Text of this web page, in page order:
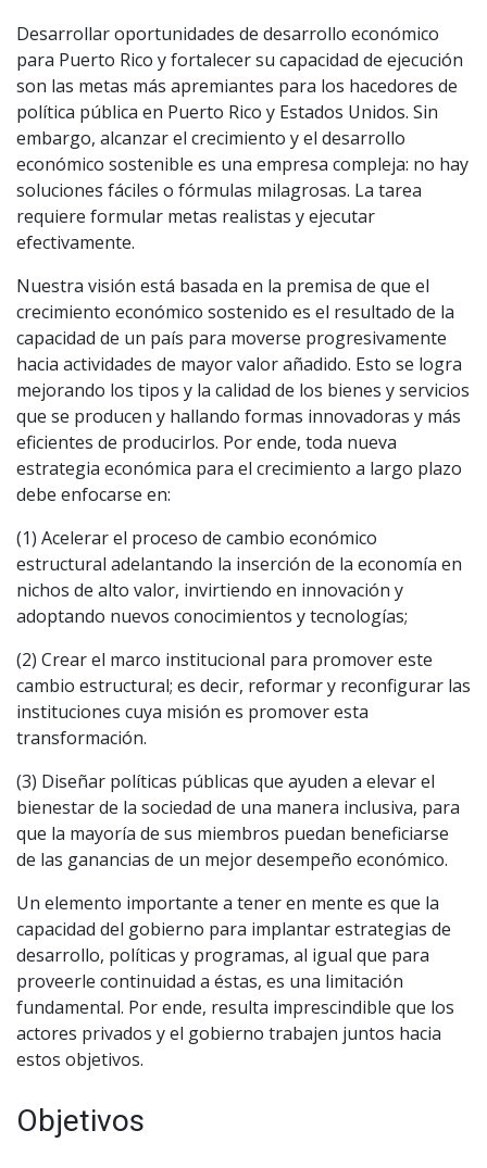
Desarrollar oportunidades de desarrollo económico
para Puerto Rico y fortalecer su capacidad de ejecución
son las metas más apremiantes para los hacedores de
política pública en Puerto Rico y Estados Unidos. Sin
embargo, alcanzar el crecimiento y el desarrollo
económico sostenible es una empresa compleja: no hay
soluciones fáciles o fórmulas milagrosas. La tarea
requiere formular metas realistas y ejecutar
efectivamente.
Nuestra visión está basada en la premisa de que el
crecimiento económico sostenido es el resultado de la
capacidad de un país para moverse progresivamente
hacia actividades de mayor valor añadido. Esto se logra
mejorando los tipos y la calidad de los bienes y servicios
que se producen y hallando formas innovadoras y más
eficientes de producirlos. Por ende, toda nueva
estrategia económica para el crecimiento a largo plazo
debe enfocarse en:
(1) Acelerar el proceso de cambio económico
estructural adelantando la inserción de la economía en
nichos de alto valor, invirtiendo en innovación y
adoptando nuevos conocimientos y tecnologías;
(2) Crear el marco institucional para promover este
cambio estructural; es decir, reformar y reconfigurar las
instituciones cuya misión es promover esta
transformación.
(3) Diseñar políticas públicas que ayuden a elevar el
bienestar de la sociedad de una manera inclusiva, para
que la mayoría de sus miembros puedan beneficiarse
de las ganancias de un mejor desempeño económico.
Un elemento importante a tener en mente es que la
capacidad del gobierno para implantar estrategias de
desarrollo, políticas y programas, al igual que para
proveerle continuidad a éstas, es una limitación
fundamental. Por ende, resulta imprescindible que los
actores privados y el gobierno trabajen juntos hacia
estos objetivos.
Objetivos